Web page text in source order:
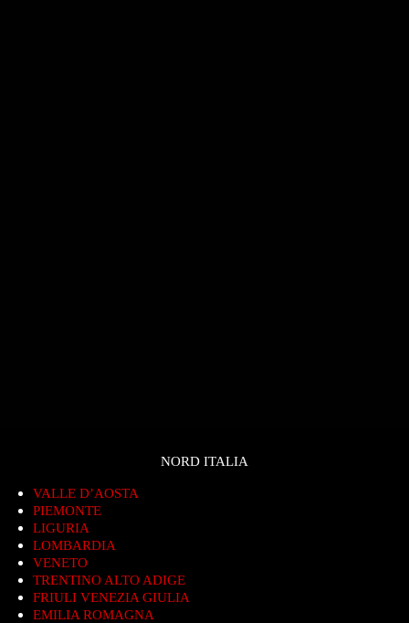
NORD ITALIA
VALLE D’AOSTA
PIEMONTE
LIGURIA
LOMBARDIA
VENETO
TRENTINO ALTO ADIGE
FRIULI VENEZIA GIULIA
EMILIA ROMAGNA